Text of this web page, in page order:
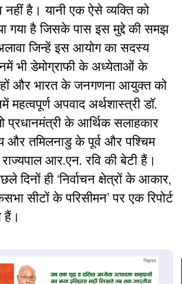
है। यानी एक ऐसे व्यक्ति को
गया है जिसके पास इस मुद्दे की समझ
जिन्हें इस आयोग का सदस्य
भी डेमोग्राफी के अध्येताओं के
और भारत के जनगणना आयुक्त को
महत्वपूर्ण अपवाद अर्थशास्त्री डॉ.
प्रधानमंत्री के आर्थिक सलाहकार
और तमिलनाडु के पूर्व और पश्चिम
आर.एन. रवि की बेटी हैं।
दिनों ही ‘निर्वाचन क्षेत्रों के आकार,
सीटों के परिसीमन’ पर एक रिपोर्ट
हैं।